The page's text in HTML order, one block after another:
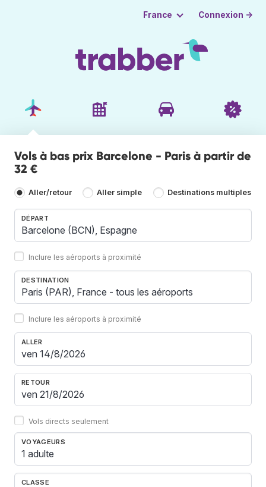
France Connexion →
Vols à bas prix Barcelone - Paris à partir de
32 €
Aller/retour Aller simple Destinations multiples
DÉPART
Inclure les aéroports à proximité
DESTINATION
Inclure les aéroports à proximité
ALLER
RETOUR
Vols directs seulement
VOYAGEURS
1 adulte
CLASSE